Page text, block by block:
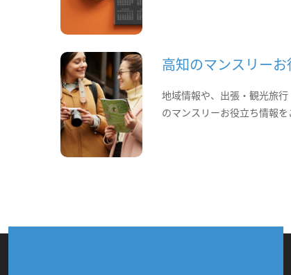
高知のマンスリー
地域情報や、出張・観光旅
のマンスリーお役立ち情報を